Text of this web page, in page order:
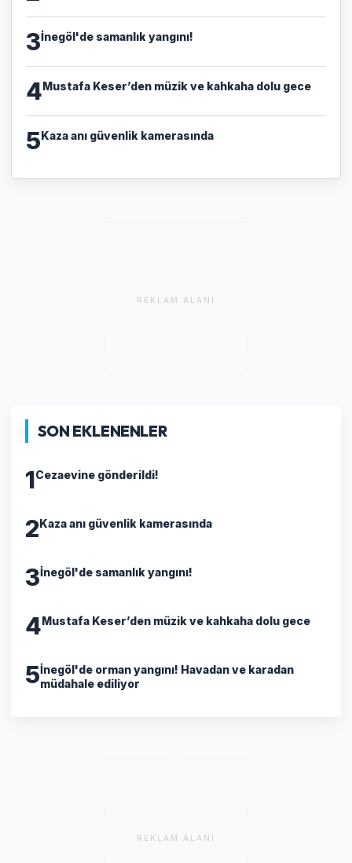
3İnegöl'de samanlık yangını!
4Mustafa Keser’den müzik ve kahkaha dolu gece
5Kaza anı güvenlik kamerasında
REKLAM ALANI
SON EKLENENLER
1Cezaevine gönderildi!
2Kaza anı güvenlik kamerasında
3İnegöl'de samanlık yangını!
4Mustafa Keser’den müzik ve kahkaha dolu gece
5İnegöl'de orman yangını! Havadan ve karadan
müdahale ediliyor
REKLAM ALANI